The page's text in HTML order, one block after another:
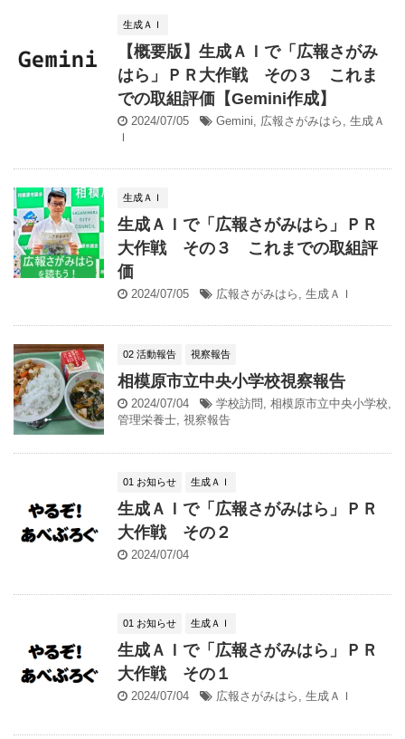
生成ＡＩ
【概要版】生成ＡＩで「広報さがみ
はら」ＰＲ大作戦 その３ これま
での取組評価【Gemini作成】
2024/07/05 Gemini, 広報さがみはら , 生成Ａ
Ｉ
生成ＡＩ
生成ＡＩで「広報さがみはら」ＰＲ
大作戦 その３ これまでの取組評
価
2024/07/05 広報さがみはら , 生成ＡＩ
02 活動報告 視察報告
相模原市立中央小学校視察報告
2024/07/04 学校訪問 , 相模原市立中央小学校,
管理栄養士, 視察報告
01 お知らせ 生成ＡＩ
生成ＡＩで「広報さがみはら」ＰＲ
大作戦 その２
2024/07/04
01 お知らせ 生成ＡＩ
生成ＡＩで「広報さがみはら」ＰＲ
大作戦 その１
2024/07/04 広報さがみはら 生成ＡＩ